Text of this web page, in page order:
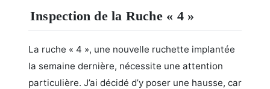
Inspection de la Ruche « 4 »
La ruche « 4 », une nouvelle ruchette implantée
la semaine dernière, nécessite une attention
particulière. J’ai décidé d’y poser une hausse, car